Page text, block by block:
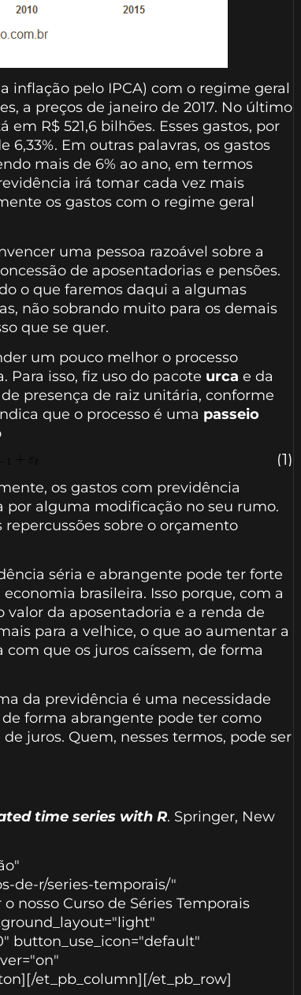
inflação pelo IPCA) com o regime geral
a preços de janeiro de 2017. No último
R$ 521,6 bilhões. Esses gastos, por
Em outras palavras, os gastos
mais de 6% ao ano, em termos
irá tomar cada vez mais
os gastos com o regime geral
uma pessoa razoável sobre a
de aposentadorias e pensões.
o que faremos daqui a algumas
não sobrando muito para os demais
que se quer.
um pouco melhor o processo
isso, fiz uso do pacote urca e da
presença de raiz unitária, conforme
que o processo é uma passeio
(1)
os gastos com previdência
alguma modificação no seu rumo.
repercussões sobre o orçamento
séria e abrangente pode ter forte
brasileira. Isso porque, com a
valor da aposentadoria e a renda de
para a velhice, o que ao aumentar a
que os juros caíssem, de forma
da previdência é uma necessidade
forma abrangente pode ter como
juros. Quem, nesses termos, pode ser
time series with R. Springer, New
de-r/series-temporais/"
nosso Curso de Séries Temporais
button_use_icon="default"
et_pb_column][/et_pb_row]